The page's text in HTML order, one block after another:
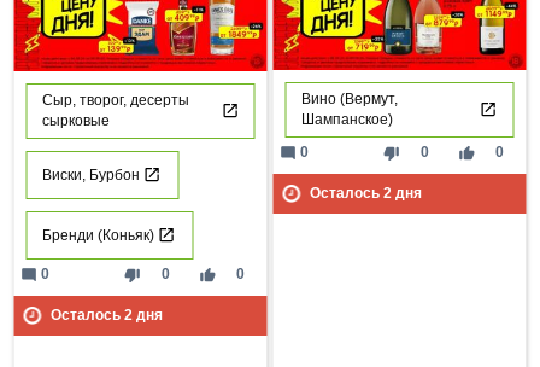
Сыр, творог, десерты
сырковые
Виски, Бурбон
Бренди (Коньяк)
thumb_down 0 thumb_up 0
mode_comment 0
Осталось 2дня
Вино (Вермут,
Шампанское)
thumb_down 0 thumb_up 0
mode_comment 0
Осталось 2 дня